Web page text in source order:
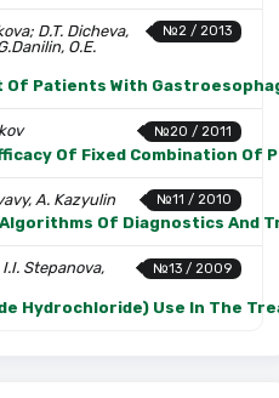
№2 / 2013
D.T. Dicheva,
O.E.
Patients With
№20 / 2011
Of Fixed Combination
№11 / 2010
A. Kazyulin
Of Diagnostics And
№13 / 2009
Stepanova,
Hydrochloride) Use In The